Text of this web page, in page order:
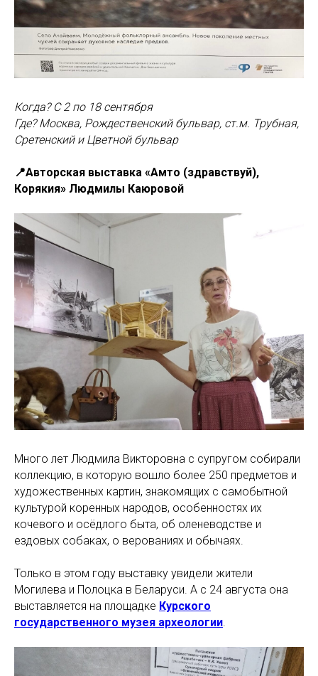
Когда? С 2 по 18 сентября
Где? Москва, Рождественский бульвар, ст.м. Трубная,
Сретенский и Цветной бульвар
📍Авторская выставка «Амто (здравствуй),
Корякия» Людмилы Каюровой
Много лет ​​Людмила Викторовна с супругом собирали
коллекцию, в которую вошло более 250 предметов и
художественных картин, знакомящих с самобытной
культурой коренных народов, особенностях их
кочевого и осёдлого быта, об оленеводстве и
ездовых собаках, о верованиях и обычаях.
Только в этом году выставку увидели жители
Могилева и Полоцка в Беларуси. А с 24 августа она
выставляется на площадке Курского
государственного музея археологии